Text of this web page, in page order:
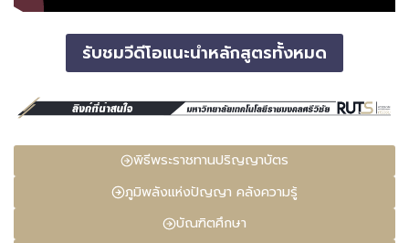
รับชมวีดีโอแนะนำหลักสูตรทั้งหมด
พิธีพระราชทานปริญญาบัตร
ภูมิพลังแห่งปัญญา คลังความรู้
บัณฑิตศึกษา